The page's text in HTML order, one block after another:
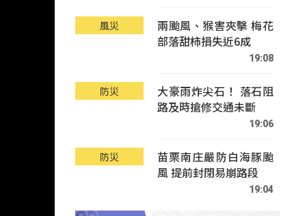
風災
兩颱風、猴害夾擊 梅花
部落甜柿損失近6成
19:08
防災
大豪雨炸尖石！ 落石阻
路及時搶修交通未斷
19:06
防災
苗栗南庄嚴防白海豚颱
風 提前封閉易崩路段
19:04